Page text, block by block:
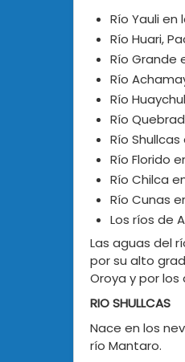
Río Yauli en
Río Huari,
Río Grande
Río
Río
Río
Río
Río Florido
Río Chilca
Río Cunas
Los ríos de
Las aguas del
por su alto
Oroya y por los
RIO SHULLCAS
Nace en los
río Mantaro.